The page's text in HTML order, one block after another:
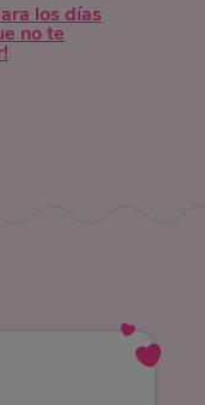
los días
no te